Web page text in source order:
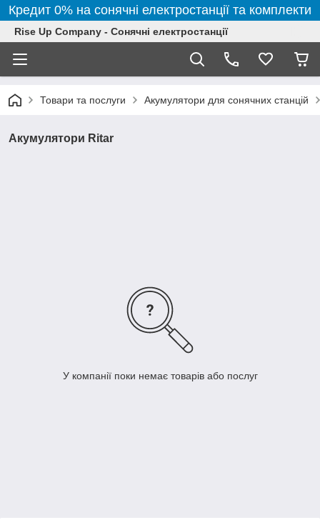
Кредит 0% на сонячні електростанції та комплекти
Rise Up Company - Сонячні електростанції
Товари та послуги Акумулятори для сонячних станцій
Акумулятори Ritar
У компанії поки немає товарів або послуг